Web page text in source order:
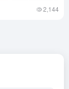
2,144